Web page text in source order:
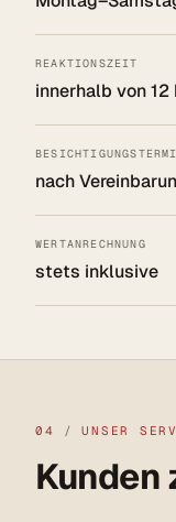
REAKTIONSZEIT
innerhalb von 12
nach
WERTANRECHNUNG
stets inklusive
04 / UNSER
Kunden